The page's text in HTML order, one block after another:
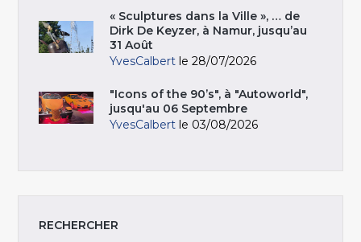
« Sculptures dans la Ville », … de
Dirk De Keyzer, à Namur, jusqu’au
31 Août
YvesCalbert le 28/07/2026
"Icons of the 90’s", à "Autoworld",
jusqu'au 06 Septembre
YvesCalbert le 03/08/2026
RECHERCHER